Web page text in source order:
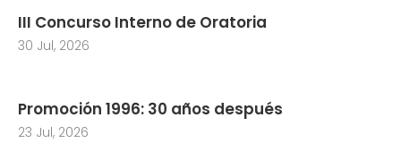
III Concurso Interno de Oratoria
30 Jul, 2026
Promoción 1996: 30 años después
23 Jul, 2026